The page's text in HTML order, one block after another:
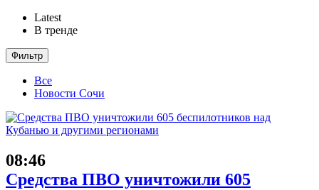
Latest
В тренде
Фильтр
Все
Новости Сочи
08:46
Средства ПВО уничтожили 605